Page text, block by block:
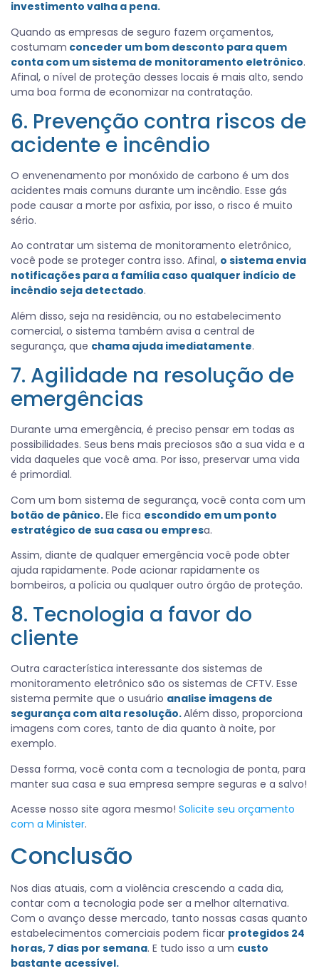
investimento valha a pena.
Quando as empresas de seguro fazem orçamentos,
costumam conceder um bom desconto para quem
conta com um sistema de monitoramento eletrônico.
Afinal, o nível de proteção desses locais é mais alto, sendo
uma boa forma de economizar na contratação.
6. Prevenção contra riscos de
acidente e incêndio
O envenenamento por monóxido de carbono é um dos
acidentes mais comuns durante um incêndio. Esse gás
pode causar a morte por asfixia, por isso, o risco é muito
sério.
Ao contratar um sistema de monitoramento eletrônico,
você pode se proteger contra isso. Afinal, o sistema envia
notificações para a família caso qualquer indício de
incêndio seja detectado.
Além disso, seja na residência, ou no estabelecimento
comercial, o sistema também avisa a central de
segurança, que chama ajuda imediatamente.
7. Agilidade na resolução de
emergências
Durante uma emergência, é preciso pensar em todas as
possibilidades. Seus bens mais preciosos são a sua vida e a
vida daqueles que você ama. Por isso, preservar uma vida
é primordial.
Com um bom sistema de segurança, você conta com um
botão de pânico.Ele fica escondido em um ponto
estratégico de sua casa ou empresa.
Assim, diante de qualquer emergência você pode obter
ajuda rapidamente. Pode acionar rapidamente os
bombeiros, a polícia ou qualquer outro órgão de proteção.
8. Tecnologia a favor do
cliente
Outra característica interessante dos sistemas de
monitoramento eletrônico são os sistemas de CFTV. Esse
sistema permite que o usuário analise imagens de
segurança com alta resolução.Além disso, proporciona
imagens com cores, tanto de dia quanto à noite, por
exemplo.
Dessa forma, você conta com a tecnologia de ponta, para
manter sua casa e sua empresa sempre seguras e a salvo!
Acesse nosso site agora mesmo! Solicite seu orçamento
com a Minister.
Conclusão
Nos dias atuais, com a violência crescendo a cada dia,
contar com a tecnologia pode ser a melhor alternativa.
Com o avanço desse mercado, tanto nossas casas quanto
estabelecimentos comerciais podem ficar protegidos 24
horas, 7 dias por semana. E tudo isso a um custo
bastante acessível.